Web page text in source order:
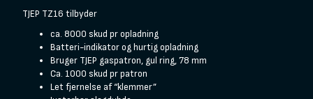
TJEP TZ16 tilbyder
ca. 8000 skud pr opladning
Batteri-indikator og hurtig opladning
Bruger TJEP gaspatron, gul ring, 78 mm
Ca. 1000 skud pr patron
Let fjernelse af “klemmer”